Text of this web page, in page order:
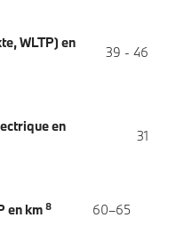
WLTP) en
39 - 46
en
31
en km 8 60–65